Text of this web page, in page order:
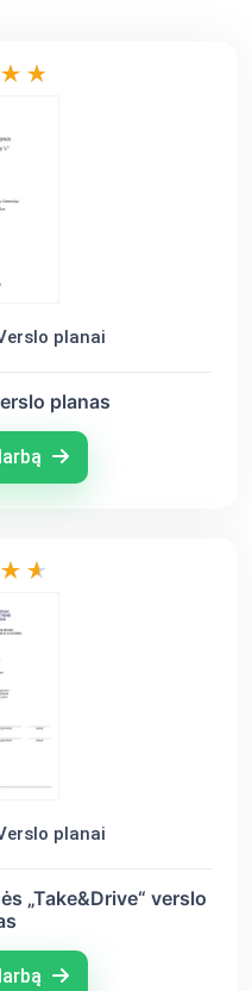
planai
planas
planai
„Take&Drive“ verslo